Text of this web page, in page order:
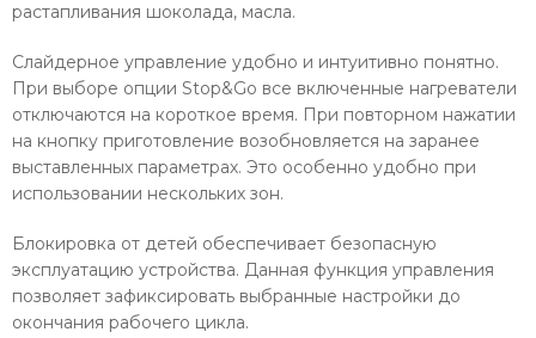
растапливания шоколада, масла.
Слайдерное управление удобно и интуитивно понятно.
При выборе опции Stop&Go все включенные нагреватели
отключаются на короткое время. При повторном нажатии
на кнопку приготовление возобновляется на заранее
выставленных параметрах. Это особенно удобно при
использовании нескольких зон.
Блокировка от детей обеспечивает безопасную
эксплуатацию устройства. Данная функция управления
позволяет зафиксировать выбранные настройки до
окончания рабочего цикла.